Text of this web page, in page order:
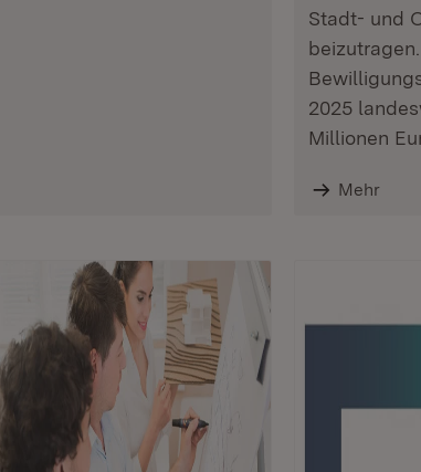
Stadt- und
2025
Millionen
Mehr